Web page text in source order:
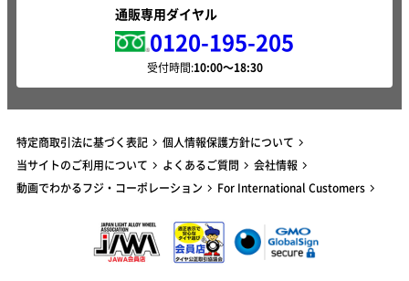
通販専用ダイヤル
0120-195-205
受付時間:
特定商取引法に基づく表記
個人情報保護方針について
当サイトのご利用について
よくあるご質問
会社情報
動画でわかるフジ・コーポレーション
For International Customers